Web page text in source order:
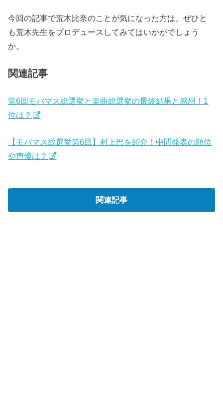
今回の記事で荒木比奈のことが気になった方は、ぜひと
も荒木先生をプロデュースしてみてはいかがでしょう
か。
関連記事
第6回モバマス総選挙と楽曲総選挙の最終結果と感想！1
位は？
【モバマス総選挙第6回】村上巴を紹介！中間発表の順位
や声優は？
関連記事